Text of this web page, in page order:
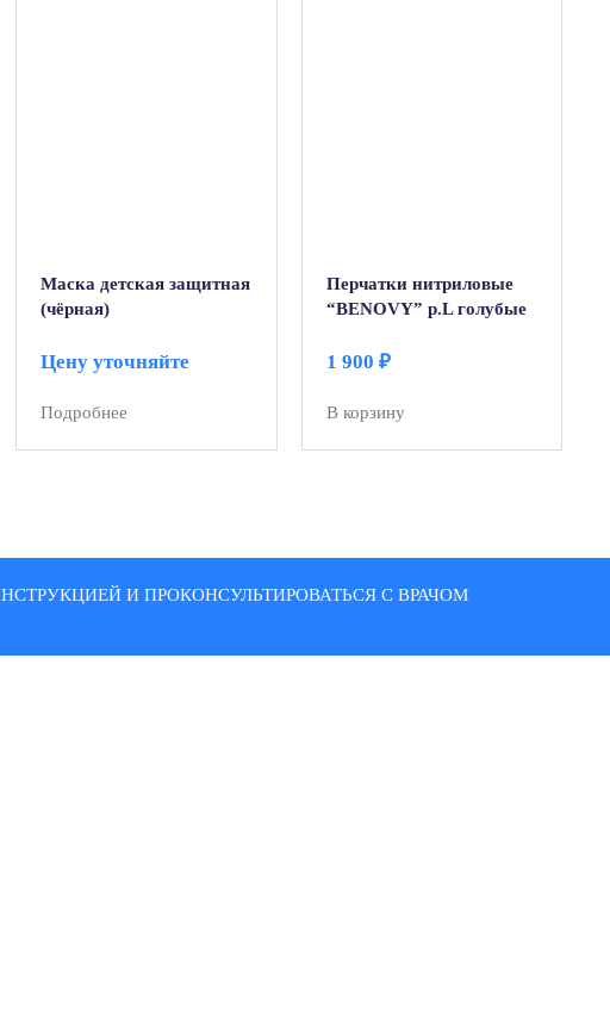
Маска детская защитная
(чёрная)
Цену уточняйте
Подробнее
Перчатки нитриловые
“BENOVY” р.L голубые
1 900 ₽
В корзину
И ПРОКОНСУЛЬТИРОВАТЬСЯ С ВРАЧОМ